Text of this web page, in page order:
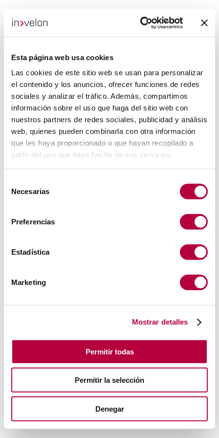
Esta página web usa cookies
Las cookies de este sitio web se usan para personalizar
el contenido y los anuncios, ofrecer funciones de redes
sociales y analizar el tráfico. Además, compartimos
información sobre el uso que haga del sitio web con
nuestros partners de redes sociales, publicidad y análisis
web, quienes pueden combinarla con otra información
que les haya proporcionado o que hayan recopilado a
partir del uso que haya hecho de sus servicios.
Necesarias
Preferencias
Estadística
Marketing
Mostrar detalles
Permitir todas
Permitir la selección
Denegar